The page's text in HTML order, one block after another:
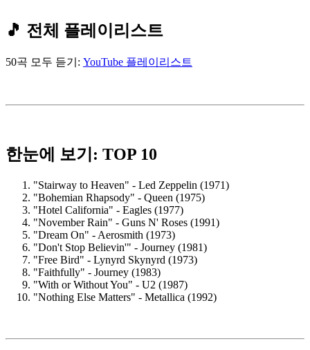
🎵 전체 플레이리스트
50곡 모두 듣기: YouTube 플레이리스트
한눈에 보기: TOP 10
"Stairway to Heaven" - Led Zeppelin (1971)
"Bohemian Rhapsody" - Queen (1975)
"Hotel California" - Eagles (1977)
"November Rain" - Guns N' Roses (1991)
"Dream On" - Aerosmith (1973)
"Don't Stop Believin'" - Journey (1981)
"Free Bird" - Lynyrd Skynyrd (1973)
"Faithfully" - Journey (1983)
"With or Without You" - U2 (1987)
"Nothing Else Matters" - Metallica (1992)